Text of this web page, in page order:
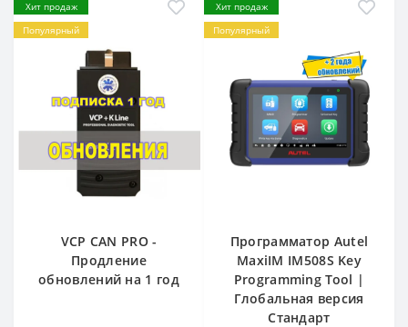
Хит продаж
Популярный
VCP CAN PRO -
Продление
обновлений на 1 год
Хит продаж
Популярный
Программатор Autel
MaxiIM IM508S Key
Programming Tool |
Глобальная версия
Стандарт